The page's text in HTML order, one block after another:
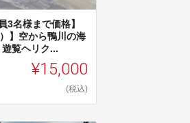
3名様まで価格】
】空から鴨川の海
覧ヘリク...
¥15,000
(税込)